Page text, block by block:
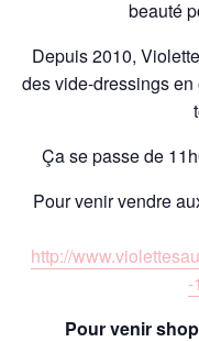
beauté
Depuis 2010,
des vide-dressings
Ça se passe de
Pour venir vendre
http://
-
Pour venir